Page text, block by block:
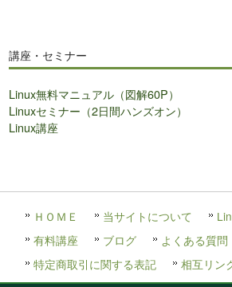
講座・セミナー
Linux無料マニュアル（図解60P）
Linuxセミナー（2日間ハンズオン）
Linux講座
ＨＯＭＥ 当サイトについて
有料講座
ブログ
よくある質問
特定商取引に関する表記
相互リン